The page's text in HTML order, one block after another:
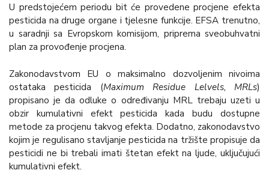
U predstojećem periodu bit će provedene procjene efekta
pesticida na druge organe i tjelesne funkcije. EFSA trenutno,
u saradnji sa Evropskom komisijom, priprema sveobuhvatni
plan za provođenje procjena.
Zakonodavstvom EU o maksimalno dozvoljenim nivoima
ostataka pesticida (Maximum Residue Lelvels, MRLs)
propisano je da odluke o određivanju MRL trebaju uzeti u
obzir kumulativni efekt pesticida kada budu dostupne
metode za procjenu takvog efekta. Dodatno, zakonodavstvo
kojim je regulisano stavljanje pesticida na tržište propisuje da
pesticidi ne bi trebali imati štetan efekt na ljude, uključujući
kumulativni efekt.